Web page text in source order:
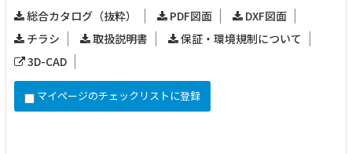
総合カタログ（抜粋） PDF図面
DXF図面
チラシ
取扱説明書
保証・環境規制について
3D-CAD
マイページのチェックリストに登録